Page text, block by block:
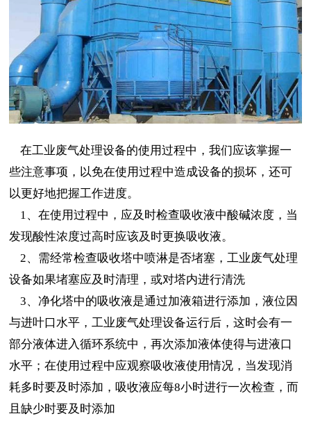
在工业废气处理设备的使用过程中，我们应该掌握一
些注意事项，以免在使用过程中造成设备的损坏，还可
以更好地把握工作进度。
1、在使用过程中，应及时检查吸收液中酸碱浓度，当
发现酸性浓度过高时应该及时更换吸收液。
2、需经常检查吸收塔中喷淋是否堵塞，工业废气处理
设备如果堵塞应及时清理，或对塔内进行清洗
3、净化塔中的吸收液是通过加液箱进行添加，液位因
与进叶口水平，工业废气处理设备运行后，这时会有一
部分液体进入循环系统中，再次添加液体使得与进液口
水平；在使用过程中应观察吸收液使用情况，当发现消
耗多时要及时添加，吸收液应每8小时进行一次检查，而
且缺少时要及时添加